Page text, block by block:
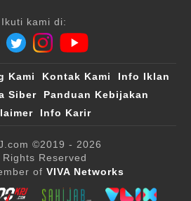
Ikuti kami di:
Kami Kontak Kami
Info Iklan
Siber
Panduan Kebijakan
Info Karir
©2019 - 2026
Rights Reserved
of VIVA Networks